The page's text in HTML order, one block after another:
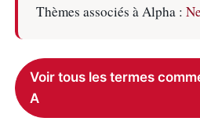
Thèmes associés à Alpha :
Voir tous les termes
A